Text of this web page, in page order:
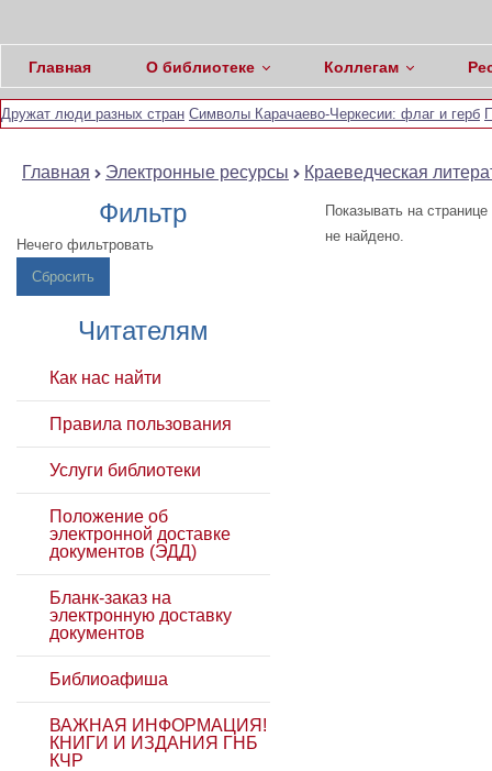
Главная О библиотеке Коллегам
Дружат люди разных стран Символы Карачаево-Черкесии: флаг и герб
Главная Электронные ресурсы Краеведческая
Фильтр
Нечего фильтровать
Сбросить
Читателям
Как нас найти
Правила пользования
Услуги библиотеки
Положение об
электронной доставке
документов (ЭДД)
Бланк-заказ на
электронную доставку
документов
Библиоафиша
ВАЖНАЯ ИНФОРМАЦИЯ!
КНИГИ И ИЗДАНИЯ ГНБ
КЧР
Показывать на странице
не найдено.